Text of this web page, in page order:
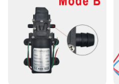
Applicable People: Ideal
Features:
|Wholesale|Vendors|
**Optimized for
The Pompe Pulvérisateur
world of gardening tools.